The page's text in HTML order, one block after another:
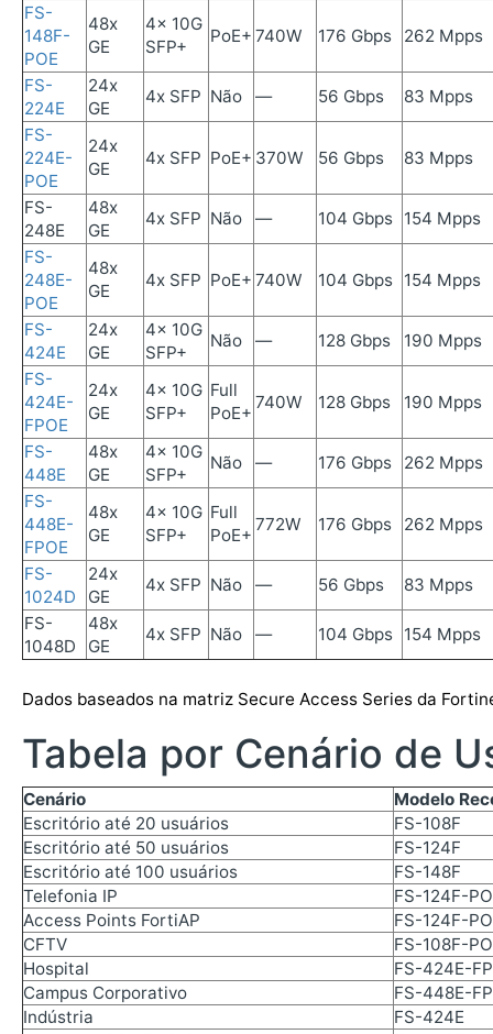
FS-
148F-
POE
48x
GE
4x 10G
SFP+
PoE+ 740W 176 Gbps 262 Mpps
FS-
224E
24x
GE
4x SFP Não — 56 Gbps
83 Mpps
FS-
224E-
POE
24x
GE
4x SFP PoE+ 370W 56 Gbps 83 Mpps
FS-
248E
48x
GE
4x SFP Não — 104 Gbps 154 Mpps
FS-
248E-
POE
48x
GE
4x SFP PoE+ 740W 104 Gbps 154 Mpps
FS-
424E
24x
GE
4x 10G
SFP+
Não — 128 Gbps
190 Mpps
FS-
424E-
FPOE
24x
GE
4x 10G
SFP+
Full
PoE+
740W 128 Gbps 190 Mpps
FS-
448E
48x
GE
4x 10G
SFP+
Não — 176 Gbps
262 Mpps
FS-
448E-
FPOE
48x
GE
4x 10G
SFP+
Full
PoE+
772W 176 Gbps 262 Mpps
FS-
1024D
24x
GE
4x SFP Não — 56 Gbps
83 Mpps
FS-
1048D
48x
GE
4x SFP Não — 104 Gbps 154 Mpps
Dados baseados na matriz Secure Access Series da
Tabela por Cenário de
Cenário
Modelo
Escritório até 20 usuários
FS-108F
Escritório até 50 usuários
FS-124F
Escritório até 100 usuários
FS-148F
Telefonia IP
FS-124F-
Access Points FortiAP
FS-124F-
CFTV
FS-108F-
Hospital
FS-424E-
Campus Corporativo
FS-448E-
Indústria
FS-424E